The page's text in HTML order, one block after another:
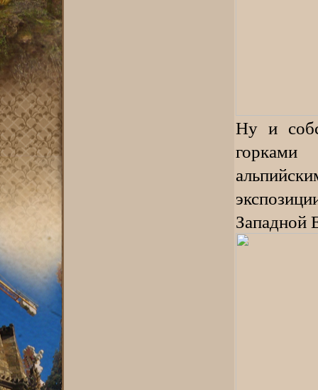
Ну и
Западной